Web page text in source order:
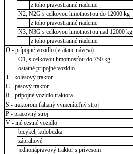
z toho pravostranné riadenie
N2, N2G s celkovou hmotnosťou do 12000 kg
z toho pravostranné riadenie
N3, N3G s celkovou hmotnosťou nad 12000 kg
z toho pravostranné riadenie
O - prípojné vozidlo (vrátane návesa)
O1, s celkovou hmotnosťou do 750 kg
ostatné prípojné vozidlo
T - kolesový traktor
C - pásový traktor
R - prípojné vozidlo traktora
S - traktorom ťahaný vymeniteľný stroj
P - pracovný stroj
V - iné cestné vozidlo
bicykel, kolobežka
záprahové
jednonápravový traktor s prívesom